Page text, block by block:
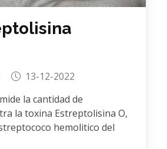
13-12-2022
la cantidad de
la toxina Estreptolisina O,
hemolitico del